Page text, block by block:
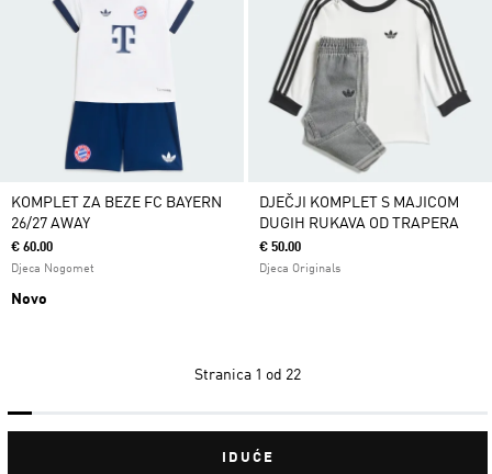
KOMPLET ZA BEZE FC BAYERN
26/27 AWAY
€ 60.00
Djeca Nogomet
Novo
DJEČJI KOMPLET S MAJICOM
DUGIH RUKAVA OD TRAPERA
€ 50.00
Djeca Originals
Stranica 1 od 22
IDUĆE